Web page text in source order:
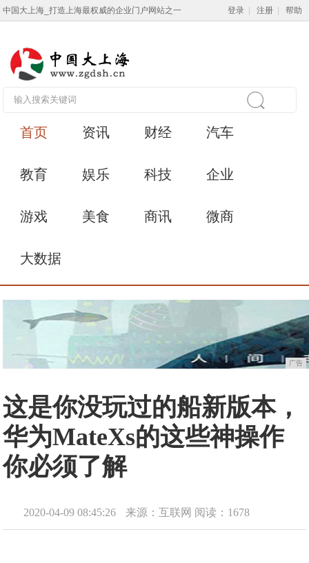
中国大上海_打造上海最权威的企业门户网站之一 登录 注册 帮助
首页 资讯 财经 汽车
教育 娱乐 科技 企业
游戏 美食 商讯 微商
大数据
广告
这是你没玩过的船新版本，
华为MateXs的这些神操作
你必须了解
2020-04-09 08:45:26 来源：互联网 阅读：1678